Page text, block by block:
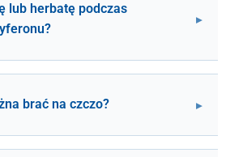
lub herbatę podczas
brać na czczo?